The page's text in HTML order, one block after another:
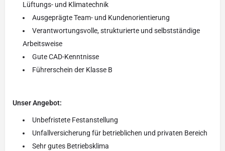
Lüftungs- und Klimatechnik
Ausgeprägte Team- und Kundenorientierung
Verantwortungsvolle, strukturierte und selbstständige
Arbeitsweise
Gute CAD-Kenntnisse
Führerschein der Klasse B
Unser Angebot:
Unbefristete Festanstellung
Unfallversicherung für betrieblichen und privaten Bereich
Sehr gutes Betriebsklima